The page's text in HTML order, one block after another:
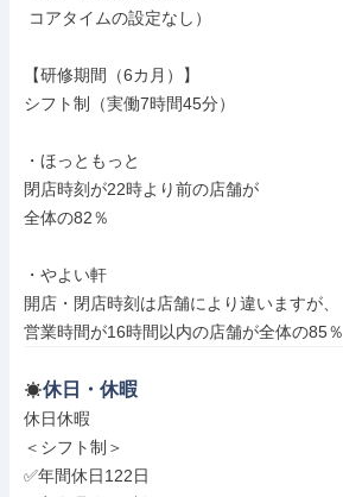
【研修期間（6カ月）】
シフト制（実働7時間45分）
・ほっともっと
閉店時刻が22時より前の店舗が
全体の82％
・やよい軒
開店・閉店時刻は店舗により違いますが、
営業時間が16時間以内の店舗が全体の85％
休日・休暇
休日休暇
＜シフト制＞
✅年間休日122日